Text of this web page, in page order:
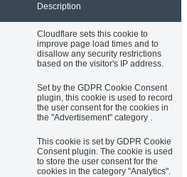
Description
Cloudflare sets this cookie to
improve page load times and to
disallow any security restrictions
based on the visitor's IP address.
Set by the GDPR Cookie Consent
plugin, this cookie is used to record
the user consent for the cookies in
the "Advertisement" category .
This cookie is set by GDPR Cookie
Consent plugin. The cookie is used
to store the user consent for the
cookies in the category "Analytics".